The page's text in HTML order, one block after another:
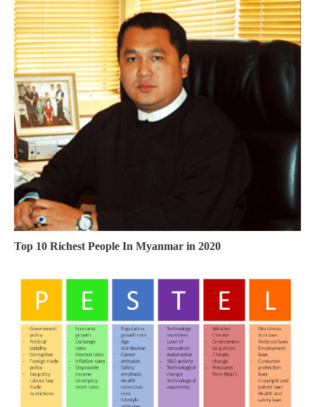
Top 10 Richest People In Myanmar in 2020